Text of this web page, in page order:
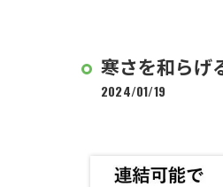
寒さを和らげ
2024/01/19